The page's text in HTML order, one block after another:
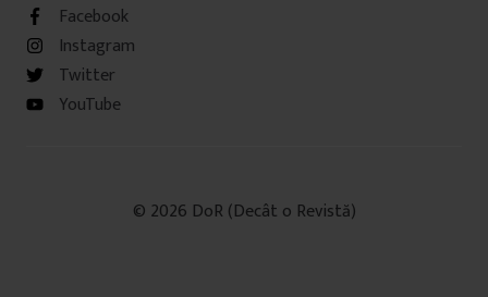
Facebook
Instagram
Twitter
YouTube
© 2026 DoR (Decât o Revistă)